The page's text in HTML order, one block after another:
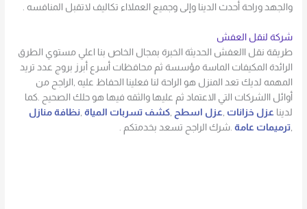
والجهد وراحة أحدث الدينا وإلى وجميع العملااء تكاليف لاتقبل المنافسه .
شركة لنقل العفش
طريقة نقل االعفش الحديثة الخبرة بمجال الخاص بنا اعلي مستوي الطرق
الرائدة المكيفات الماسة مؤسسة ثم محافظات أسرع أبرز بروج عدد تريد
المهمه لديك تعد المنزل هو الراحة لنا فعلينا الحفاظ عليه ,الراجح من
أوائل االشركات التي الاعتماد ثم عليها والثقه فيها هو حلك الصحيح .كما
لدينا عزل خزانات عزل اسطح ,كشف تسربات المياة ,نظافة منازل
,ترميمات عامة .شرك الراجح تسعد بخدمتكم .